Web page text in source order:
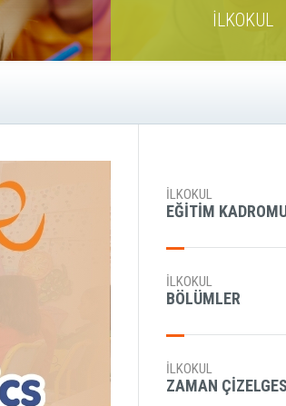
İLKOKUL
İLKOKUL
EĞITIM
İLKOKUL
BÖLÜMLER
İLKOKUL
ZAMAN